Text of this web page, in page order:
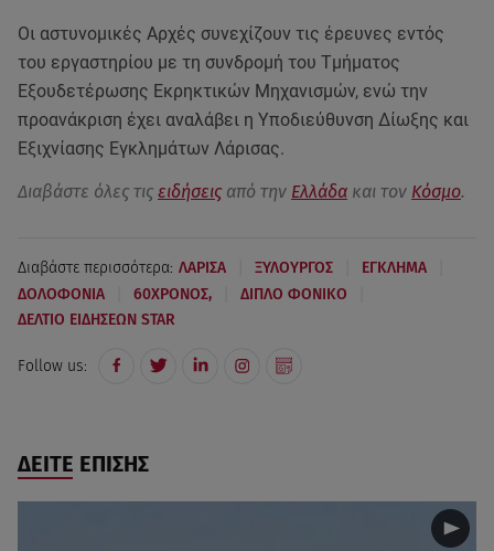
Οι αστυνομικές Αρχές συνεχίζουν τις έρευνες εντός
του εργαστηρίου με τη συνδρομή του Τμήματος
Εξουδετέρωσης Εκρηκτικών Μηχανισμών, ενώ την
προανάκριση έχει αναλάβει η Υποδιεύθυνση Δίωξης και
Εξιχνίασης Εγκλημάτων Λάρισας.
Διαβάστε όλες τις ειδήσεις από την Ελλάδα και τον Κόσμο.
Διαβάστε περισσότερα: ΛΑΡΙΣΑ ΞΥΛΟΥΡΓΟΣ ΕΓΚΛΗΜΑ
ΔΟΛΟΦΟΝΙΑ 60ΧΡΟΝΟΣ, ΔΙΠΛΟ ΦΟΝΙΚΟ
ΔΕΛΤΙΟ ΕΙΔΗΣΕΩΝ STAR
Follow us:
ΔΕΙΤΕ ΕΠΙΣΗΣ